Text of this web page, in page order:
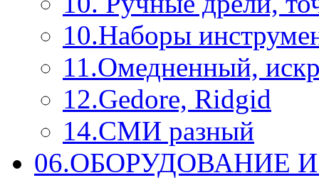
10.Наборы
11.Омедненный,
12.Gedore, Ridgid
14.СМИ разный
06.ОБОРУДОВАНИЕ